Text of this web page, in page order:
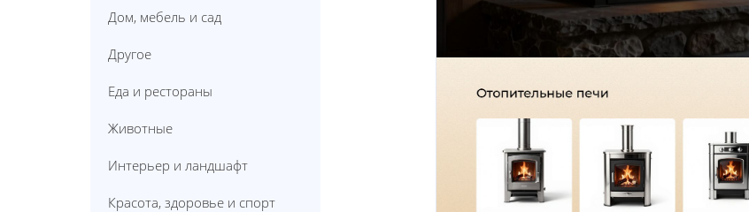
Дом, мебель и сад
Другое
Еда и рестораны
Животные
Интерьер и ландшафт
Красота, здоровье и спорт